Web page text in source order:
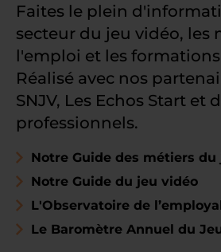
Faites le plein
secteur du jeu vidéo, les
l'emploi et les
Réalisé avec nos
SNJV, Les Echos Start et
professionnels.
Notre Guide des métiers du
Notre Guide du jeu vidéo
L'Observatoire de
Le Baromètre Annuel du